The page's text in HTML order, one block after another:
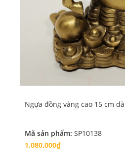
Ngựa đồng vàng cao 15 cm
Mã sản phẩm: SP10138
1.080.000₫